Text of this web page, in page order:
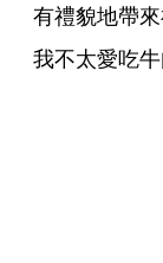
有禮貌地帶
我不太愛吃